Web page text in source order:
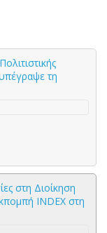
τη
στη Διοίκηση
INDEX στη